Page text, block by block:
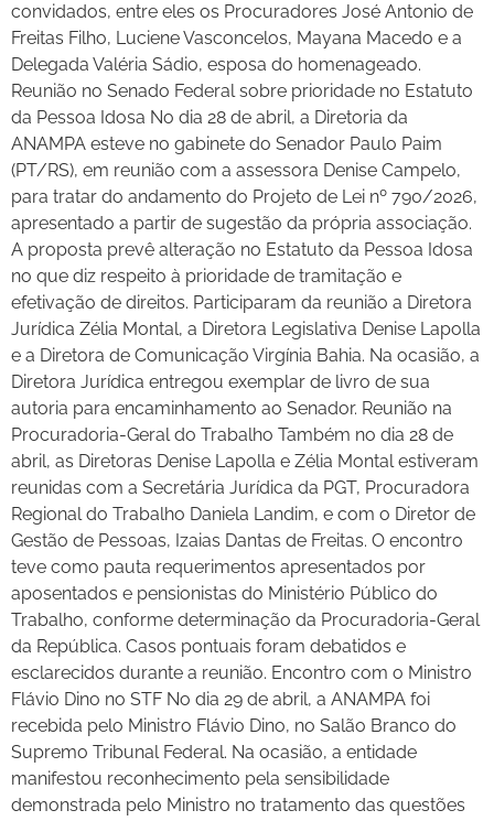
convidados, entre eles os Procuradores José Antonio de
Freitas Filho, Luciene Vasconcelos, Mayana Macedo e a
Delegada Valéria Sádio, esposa do homenageado.
Reunião no Senado Federal sobre prioridade no Estatuto
da Pessoa Idosa No dia 28 de abril, a Diretoria da
ANAMPA esteve no gabinete do Senador Paulo Paim
(PT/RS), em reunião com a assessora Denise Campelo,
para tratar do andamento do Projeto de Lei nº 790/2026,
apresentado a partir de sugestão da própria associação.
A proposta prevê alteração no Estatuto da Pessoa Idosa
no que diz respeito à prioridade de tramitação e
efetivação de direitos. Participaram da reunião a Diretora
Jurídica Zélia Montal, a Diretora Legislativa Denise Lapolla
e a Diretora de Comunicação Virgínia Bahia. Na ocasião, a
Diretora Jurídica entregou exemplar de livro de sua
autoria para encaminhamento ao Senador. Reunião na
Procuradoria-Geral do Trabalho Também no dia 28 de
abril, as Diretoras Denise Lapolla e Zélia Montal estiveram
reunidas com a Secretária Jurídica da PGT, Procuradora
Regional do Trabalho Daniela Landim, e com o Diretor de
Gestão de Pessoas, Izaias Dantas de Freitas. O encontro
teve como pauta requerimentos apresentados por
aposentados e pensionistas do Ministério Público do
Trabalho, conforme determinação da Procuradoria-Geral
da República. Casos pontuais foram debatidos e
esclarecidos durante a reunião. Encontro com o Ministro
Flávio Dino no STF No dia 29 de abril, a ANAMPA foi
recebida pelo Ministro Flávio Dino, no Salão Branco do
Supremo Tribunal Federal. Na ocasião, a entidade
manifestou reconhecimento pela sensibilidade
demonstrada pelo Ministro no tratamento das questões